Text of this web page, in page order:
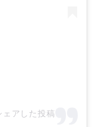
アした投稿